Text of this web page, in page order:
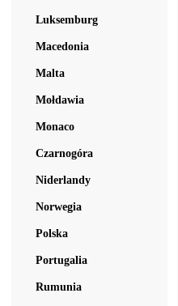
Luksemburg
Macedonia
Malta
Mołdawia
Monaco
Czarnogóra
Niderlandy
Norwegia
Polska
Portugalia
Rumunia